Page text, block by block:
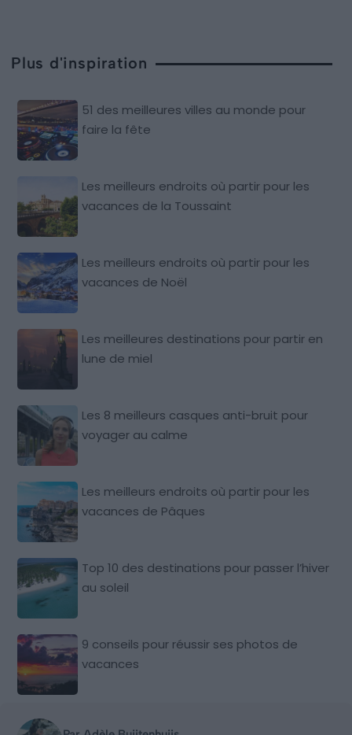
Plus d'inspiration
51 des meilleures villes au monde pour
faire la fête
Les meilleurs endroits où partir pour les
vacances de la Toussaint
Les meilleurs endroits où partir pour les
vacances de Noël
Les meilleures destinations pour partir en
lune de miel
Les 8 meilleurs casques anti-bruit pour
voyager au calme
Les meilleurs endroits où partir pour les
vacances de Pâques
Top 10 des destinations pour passer l’hiver
au soleil
9 conseils pour réussir ses photos de
vacances